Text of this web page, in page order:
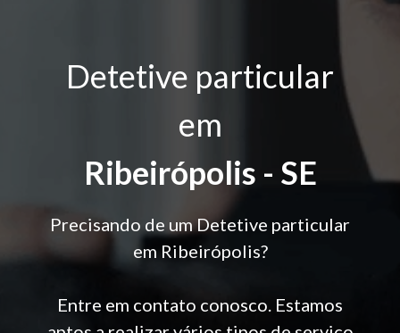
Detetive particular
em
Ribeirópolis - SE
Precisando de um Detetive particular
em Ribeirópolis?
Entre em contato conosco. Estamos